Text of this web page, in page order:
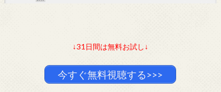
↓31日間は無料お試し↓
今すぐ無料視聴する>>>